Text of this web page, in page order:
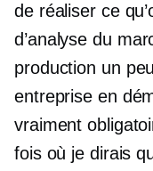
de réaliser ce
d’analyse du
production un
entreprise en
vraiment
fois où je dirais